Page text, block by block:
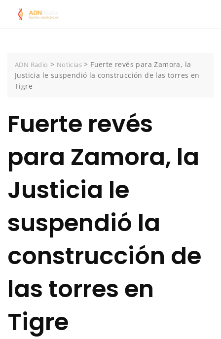
ADN Radio > Noticias > Fuerte revés para Zamora, la
Justicia le suspendió la construcción de las torres en
Tigre
Fuerte revés
para Zamora, la
Justicia le
suspendió la
construcción de
las torres en
Tigre